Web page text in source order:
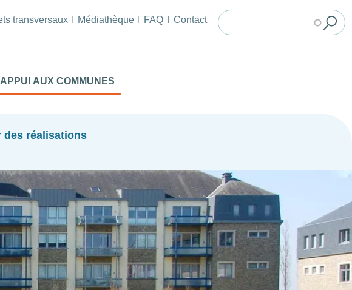
transversaux Médiathèque FAQ Contact
APPUI AUX COMMUNES
des réalisations